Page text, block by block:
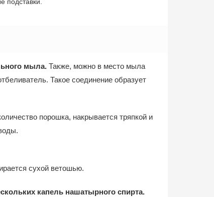
мыла. Также, можно в место мыла
Такое соединение образует
порошка, накрывается тряпкой и
сухой ветошью.
капель нашатырного спирта.